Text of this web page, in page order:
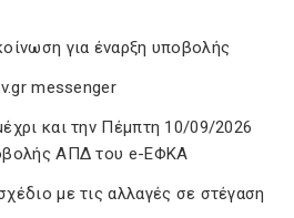
για έναρξη υποβολής
messenger
και την Πέμπτη 10/09/2026
ΑΠΔ του e-ΕΦΚΑ
με τις αλλαγές σε στέγαση